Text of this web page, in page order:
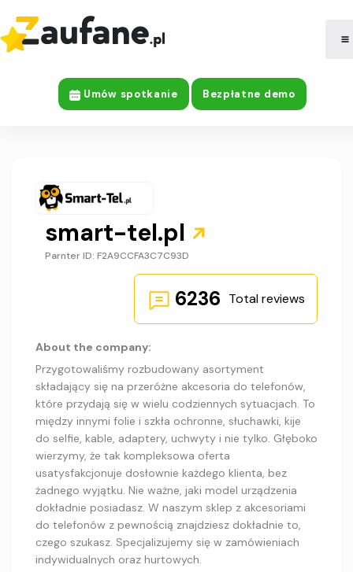
Umów spotkanie Bezpłatne demo
Company Information
smart-tel.pl
Parnter ID: F2A9CCFA3C7C93D
6236 Total reviews
About the company:
Przygotowaliśmy rozbudowany asortyment
składający się na przeróżne akcesoria do telefonów,
które przydają się w wielu codziennych sytuacjach. To
między innymi folie i szkła ochronne, słuchawki, kije
do selfie, kable, adaptery, uchwyty i nie tylko. Głęboko
wierzymy, że tak kompleksowa oferta
usatysfakcjonuje dosłownie każdego klienta, bez
żadnego wyjątku. Nie ważne, jaki model urządzenia
dokładnie posiadasz. W naszym sklep z akcesoriami
do telefonów z pewnością znajdziesz dokładnie to,
czego szukasz. Specjalizujemy się w zamówieniach
indywidualnych oraz hurtowych.